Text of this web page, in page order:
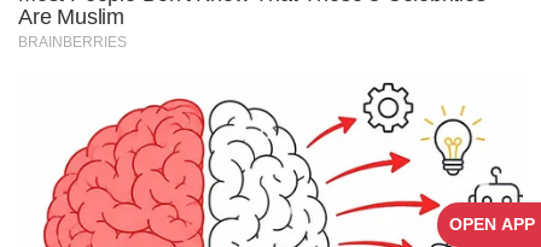
OPEN APP